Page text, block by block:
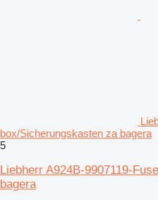
box/Sicherungskasten za bagera
5
Liebherr A924B-9907119-
bagera